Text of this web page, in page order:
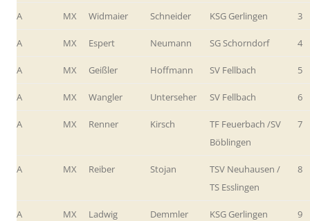
A MX Widmaier Schneider KSG Gerlingen 3
A MX Espert Neumann SG Schorndorf 4
A MX Geißler Hoffmann SV Fellbach 5
A MX Wangler Unterseher SV Fellbach 6
A MX Renner Kirsch
TF Feuerbach /SV
Böblingen
7
A MX Reiber Stojan
TSV Neuhausen /
TS Esslingen
8
A MX Ladwig Demmler KSG Gerlingen 9